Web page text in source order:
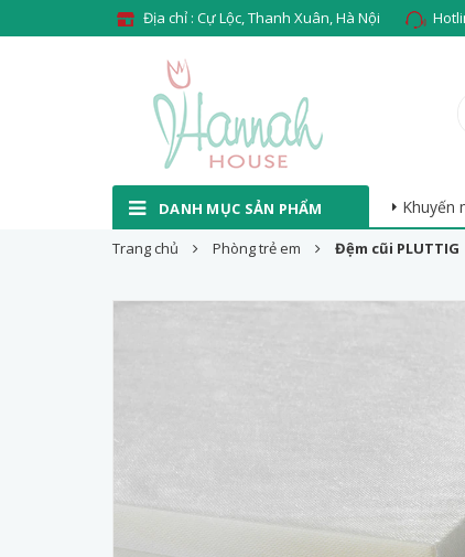
Địa chỉ : Cự Lộc, Thanh Xuân, Hà Nội
DANH MỤC SẢN PHẨM Khuyến
Trang chủ Phòng trẻ em Đệm cũi PLUTTIG